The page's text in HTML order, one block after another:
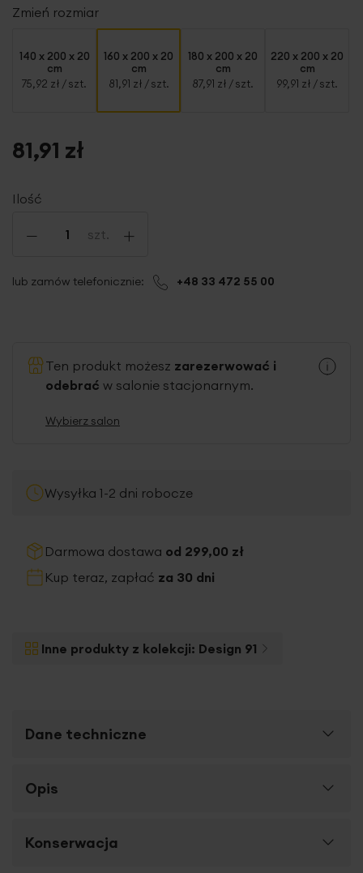
Zmień rozmiar
140 x 200 x 20
cm
75,92 zł / szt.
160 x 200 x 20
cm
81,91 zł / szt.
180 x 200 x 20
cm
87,91 zł / szt.
220 x 200 x 20
cm
99,91 zł / szt.
Ilość
- szt. +
81,91 zł
lub zamów telefonicznie: +48 33 472 55 00
Ten produkt możesz zarezerwować i
odebrać w salonie stacjonarnym.
Wybierz salon
Wysyłka 1-2 dni robocze
Darmowa dostawa od 299,00 zł
Kup teraz, zapłać za 30 dni
Inne produkty z kolekcji: Design 91
Dane techniczne
Więcej
informacji
SKU
Szerokość towaru
Opis
Przyjemne i miłe w dotyku
Konserwacja